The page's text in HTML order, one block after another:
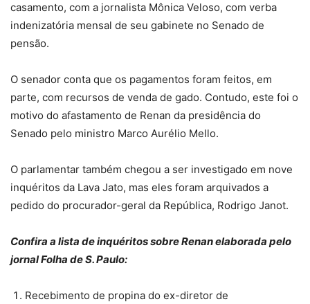
casamento, com a jornalista Mônica Veloso, com verba
indenizatória mensal de seu gabinete no Senado de
pensão.
O senador conta que os pagamentos foram feitos, em
parte, com recursos de venda de gado. Contudo, este foi o
motivo do afastamento de Renan da presidência do
Senado pelo ministro Marco Aurélio Mello.
O parlamentar também chegou a ser investigado em nove
inquéritos da Lava Jato, mas eles foram arquivados a
pedido do procurador-geral da República, Rodrigo Janot.
Confira a lista de inquéritos sobre Renan elaborada pelo
jornal Folha de S. Paulo:
Recebimento de propina do ex-diretor de